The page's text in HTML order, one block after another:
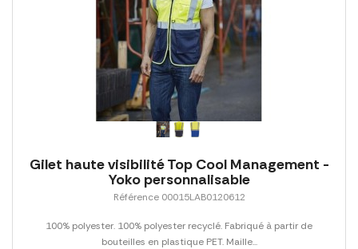
Gilet haute visibilité Top Cool Management -
Yoko personnalisable
Référence 00015LAB0120612
100% polyester. 100% polyester recyclé. Fabriqué à partir de
bouteilles en plastique PET. Maille...